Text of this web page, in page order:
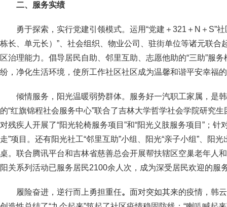
二、服务实绩
勇于探索，实行党建引领模式。运用“党建＋321＋N＋S”
栋长、单元长）”、社会组织、物业公司、驻街单位等诸元联合
区治理能力。倡导居民自助、邻里互助、志愿他助的“三助”服
纷，净化生活环境，使所工作社区社区成为温馨和谐平安幸福
倾情服务，阳光温暖弱势群体。服务好一汽职工家属，是
的“红旗锦程社会服务中心”联合了吉林大学哲学社会学院研究
对残疾人开展了“阳光轮椅服务项目”和“阳光义肢服务项目”；针
走”项目。还有阳光社工“邻里互助”小组、阳光“亲子小组”、阳
桌。联合腾讯平台和吉林省慈善总会开展帮扶辖区空巢老年人
阳关系列活动已服务居民2100余人次，成为深受居民欢迎的服
履险奋进，逆行而上勇担重任。 面对突如其来的疫情，韩